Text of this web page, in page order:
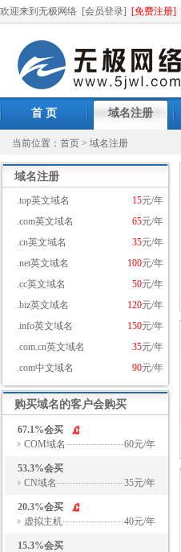
欢迎来到无极网络 [会员登录] [免费注册]
首 页 域名注册
当前位置： 首页 > 域名注册
域名注册
15元/年
.top英文域名
65元/年
.com英文域名
35元/年
.cn英文域名
100元/年
.net英文域名
50元/年
.cc英文域名
120元/年
.biz英文域名
150元/年
.info英文域名
35元/年
.com.cn英文域名
90元/年
.com中文域名
购买域名的客户会购买
67.1%会买
60元/年
COM域名
53.3%会买
35元/年
CN域名
20.3%会买
40元/年
虚拟主机
15.3%会买